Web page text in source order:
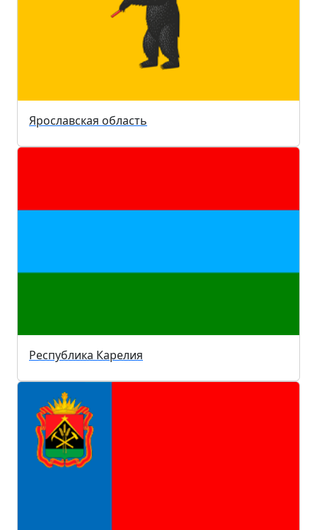
Ярославская область
Республика Карелия